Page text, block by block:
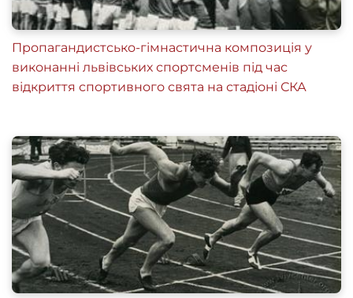
Пропагандистсько-гімнастична композиція у
виконанні львівських спортсменів під час
відкриття спортивного свята на стадіоні СКА